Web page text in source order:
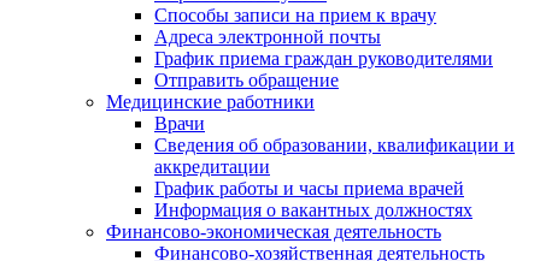
Способы записи на прием к врачу
Адреса электронной почты
График приема граждан руководителями
Отправить обращение
Медицинские работники
Врачи
Сведения об образовании, квалификации и
аккредитации
График работы и часы приема врачей
Информация о вакантных должностях
Финансово-экономическая деятельность
Финансово-хозяйственная деятельность